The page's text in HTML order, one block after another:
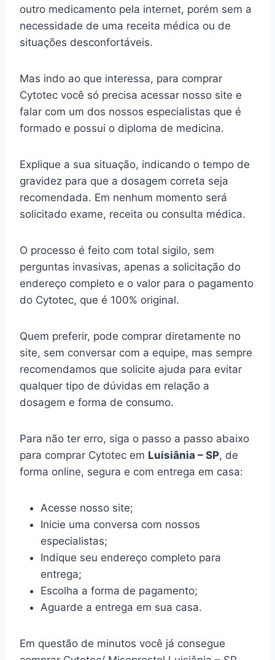
outro medicamento pela internet, porém sem a
necessidade de uma receita médica ou de
situações desconfortáveis.
Mas indo ao que interessa, para comprar
Cytotec você só precisa acessar nosso site e
falar com um dos nossos especialistas que é
formado e possui o diploma de medicina.
Explique a sua situação, indicando o tempo de
gravidez para que a dosagem correta seja
recomendada. Em nenhum momento será
solicitado exame, receita ou consulta médica.
O processo é feito com total sigilo, sem
perguntas invasivas, apenas a solicitação do
endereço completo e o valor para o pagamento
do Cytotec, que é 100% original.
Quem preferir, pode comprar diretamente no
site, sem conversar com a equipe, mas sempre
recomendamos que solicite ajuda para evitar
qualquer tipo de dúvidas em relação a
dosagem e forma de consumo.
Para não ter erro, siga o passo a passo abaixo
para comprar Cytotec em Luisiânia – SP, de
forma online, segura e com entrega em casa:
Acesse nosso site;
Inicie uma conversa com nossos
especialistas;
Indique seu endereço completo para
entrega;
Escolha a forma de pagamento;
Aguarde a entrega em sua casa.
Em questão de minutos você já consegue